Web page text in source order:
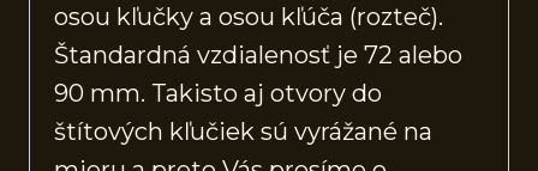
osou kľučky a osou kľúča (rozteč).
Štandardná vzdialenosť je 72 alebo
90 mm. Takisto aj otvory do
štítových kľučiek sú vyrážané na